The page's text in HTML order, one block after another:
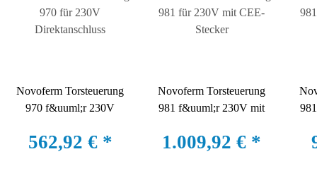
Novoferm Torsteuerung
970 f&uuml;r 230V
562,92 € *
Novoferm Torsteuerung
981 f&uuml;r 230V mit
1.009,92 € *